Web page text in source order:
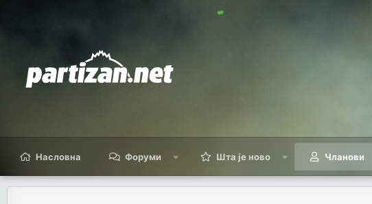
Насловна Форуми Шта је ново Чланови